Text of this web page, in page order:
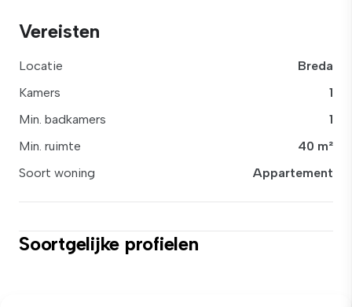
Vereisten
Locatie
Breda
Kamers
1
Min. badkamers
1
Min. ruimte
40 m²
Soort woning
Appartement
Soortgelijke profielen